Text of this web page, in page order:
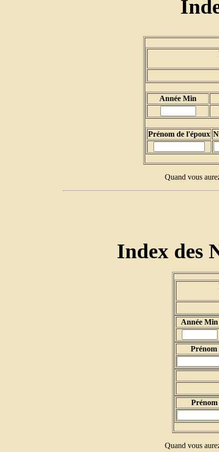
Année Min
Prénom de l'époux
Quand vous
Index des
Année Min
Prénom
Prénom
Quand vous